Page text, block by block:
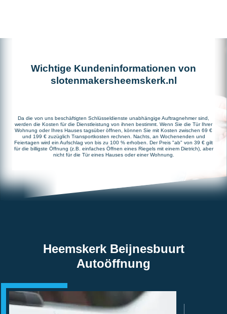
Wichtige Kundeninformationen von
slotenmakersheemskerk.nl
Da die von uns beschäftigten Schlüsseldienste unabhängige Auftragnehmer sind,
werden die Kosten für die Dienstleistung von ihnen bestimmt. Wenn Sie die Tür Ihrer
Wohnung oder Ihres Hauses tagsüber öffnen, können Sie mit Kosten zwischen 69 €
und 199 € zuzüglich Transportkosten rechnen. Nachts, an Wochenenden und
Feiertagen wird ein Aufschlag von bis zu 100 % erhoben. Der Preis "ab" von 39 € gilt
für die billigste Öffnung (z.B. einfaches Öffnen eines Riegels mit einem Dietrich), aber
nicht für die Tür eines Hauses oder einer Wohnung.
Heemskerk Beijnesbuurt
Autoöffnung